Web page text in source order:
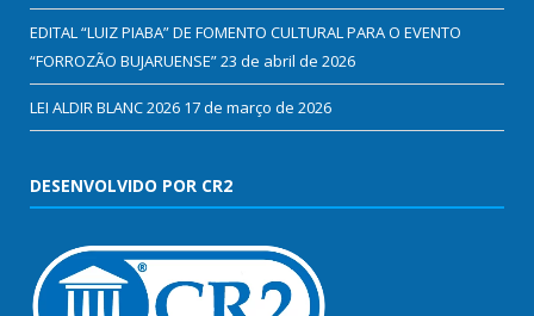
EDITAL “LUIZ PIABA” DE FOMENTO CULTURAL PARA O EVENTO
“FORROZÃO BUJARUENSE”23 de abril de 2026
LEI ALDIR BLANC 2026 17 de março de 2026
DESENVOLVIDO POR CR2